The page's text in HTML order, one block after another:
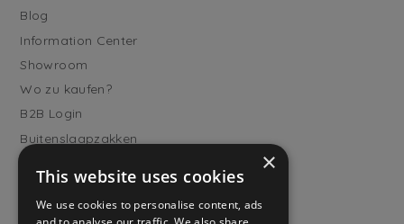
Blog
Information Center
Showroom
Wo zu kaufen?
B2B Login
Buitenslaapzakken
Kundendienst
×
This website uses cookies
We use cookies to personalise content, ads